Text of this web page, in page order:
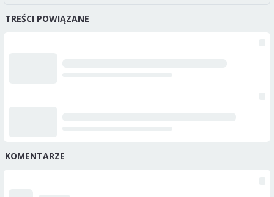
TREŚCI POWIĄZANE
KOMENTARZE